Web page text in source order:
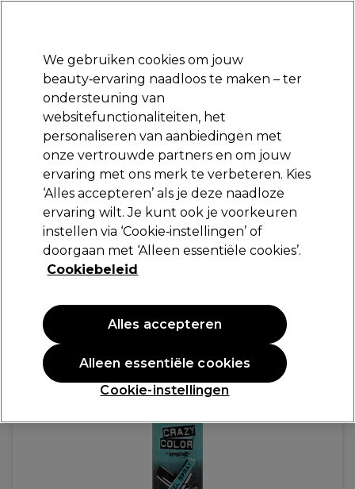
Aanmelden
Merken Deals Haar Elektra
Volgende dag geleverd*
Na verzending, maandag t/m vrijdag
Crazy Color
Crazy Color Pastel Spray 250ml
15,50 €
We gebruiken cookies om jouw
beauty‑ervaring naadloos te maken – ter
ondersteuning van
websitefunctionaliteiten, het
personaliseren van aanbiedingen met
onze vertrouwde partners en om jouw
ervaring met ons merk te verbeteren. Kies
‘Alles accepteren’ als je deze naadloze
ervaring wilt. Je kunt ook je voorkeuren
instellen via ‘Cookie‑instellingen’ of
doorgaan met ‘Alleen essentiële cookies’.
Cookiebeleid
Cookie-instellingen
Alleen essentiële cookies
Alles accepteren